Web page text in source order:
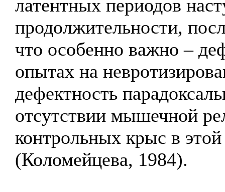
латентных периодов
продолжительности,
что особенно важно –
опытах на
дефектность
отсутствии мышечной
контрольных крыс в этой
(Коломейцева, 1984).